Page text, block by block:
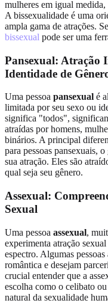
mulheres em igual
A bissexualidade é uma
ampla gama de atrações.
bissexual pode ser uma
Pansexual: Atração
Identidade de
Uma pessoa pansexual é
limitada por seu sexo ou
significa "todos",
atraídas por homens,
binários. A principal
para pessoas pansexuais,
sua atração. Eles são
qual seja seu gênero.
Assexual:
Sexual
Uma pessoa assexual,
experimenta atração
espectro. Algumas
romântica e desejam
crucial entender que a
escolha como o celibato
natural da sexualidade